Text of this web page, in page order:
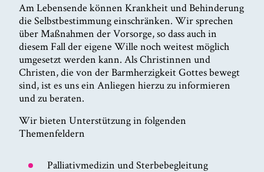
Am Lebensende können Krankheit und Behinderung
die Selbstbestimmung einschränken. Wir sprechen
über Maßnahmen der Vorsorge, so dass auch in
diesem Fall der eigene Wille noch weitest möglich
umgesetzt werden kann. Als Christinnen und
Christen, die von der Barmherzigkeit Gottes bewegt
sind, ist es uns ein Anliegen hierzu zu informieren
und zu beraten.
Wir bieten Unterstützung in folgenden
Themenfeldern
Palliativmedizin und Sterbebegleitung